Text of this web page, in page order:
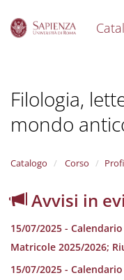
Filologia,
mondo
Catalogo Corso
Avvisi in
15/07/2025 -
Matricole 2025/2026;
15/07/2025 -